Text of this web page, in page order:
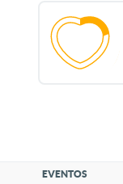
EVENTOS